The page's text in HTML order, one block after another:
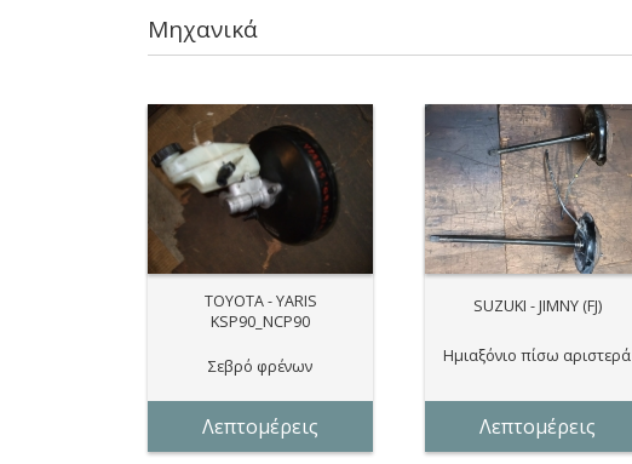
Μηχανικά
TOYOTA - YARIS
KSP90_NCP90
Σεβρό φρένων
Λεπτομέρεις
SUZUKI - JIMNY (FJ)
Ημιαξόνιο πίσω αριστερά
Λεπτομέρεις